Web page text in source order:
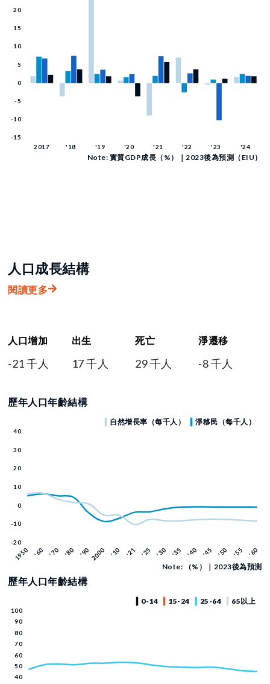
Note: 實質GDP成長（%）｜2023後為預測（EIU）
人口成長結構
閱讀更多
人口增加
-21 千人
出生
17 千人
死亡
29 千人
淨遷移
-8 千人
歷年人口年齡結構
Note: （%）｜2023後為預測
歷年人口年齡結構